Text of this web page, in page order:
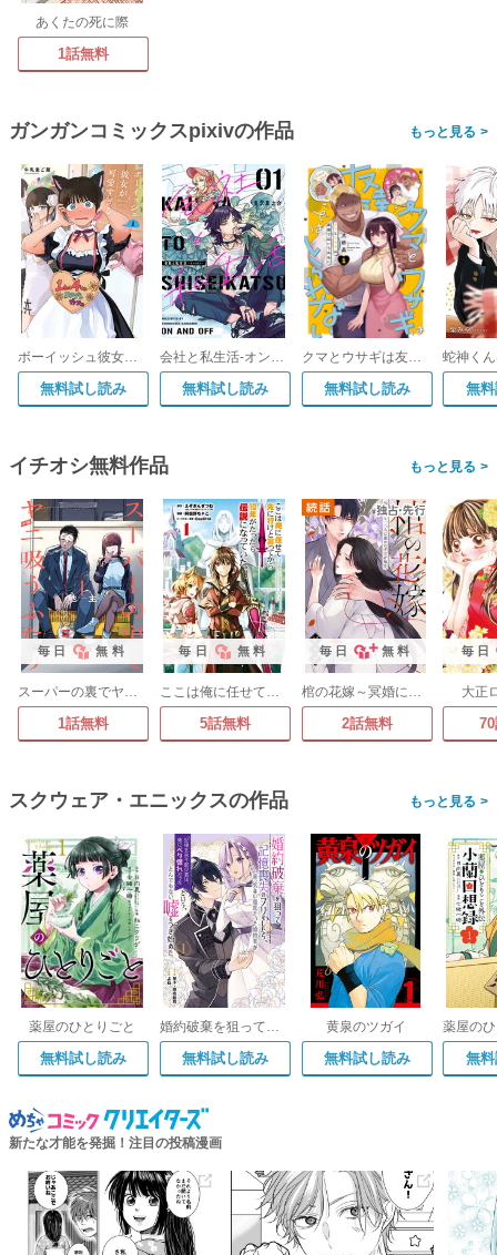
あくたの死に際
1話無料
ガンガンコミックスpixivの作品 >
ボーイッシュ彼女が可愛すぎる
無料試し読み
会社と私生活-オンとオフ-
無料試し読み
クマとウサギは友達ではいられない
無料試し読み 無
イチオシ無料作品 >
毎日 無料
スーパーの裏でヤニ吸うふたり
1話無料
毎日 無料
ここは俺に任せて先に行けと言ってから10年がたったら伝説になっていた。
5話無料
毎日 無料
棺の花嫁～冥婚により、二人は遠からず愛を知る
2話無料
毎日
大正
スクウェア・エニックスの作品 >
薬屋のひとりごと
無料試し読み
婚約破棄を狙って記憶喪失のフリをしたら、素っ気ない態度だった婚約者が「記憶を失う前の君は、俺にベタ惚れだった」という、とんでもない嘘をつき始めた(コミック)
無料試し読み
黄泉のツガイ
無料試し読み 無
新たな才能を発掘！注目の投稿漫画